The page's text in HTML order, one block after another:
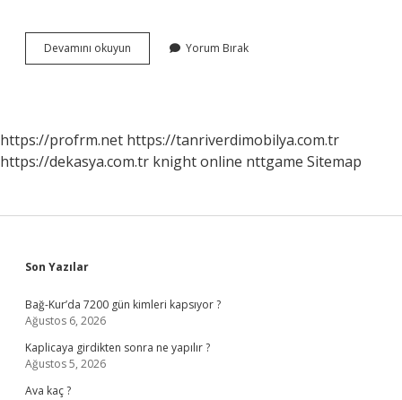
Devamını okuyun
Ve
Mu
Yorum Bırak
https://profrm.net https://tanriverdimobilya.com.tr
https://dekasya.com.tr knight online nttgame Sitemap
Sidebar
Son Yazılar
Bağ-Kur’da 7200 gün kimleri kapsıyor ?
Ağustos 6, 2026
Kaplicaya girdikten sonra ne yapılır ?
Ağustos 5, 2026
Ava kaç ?